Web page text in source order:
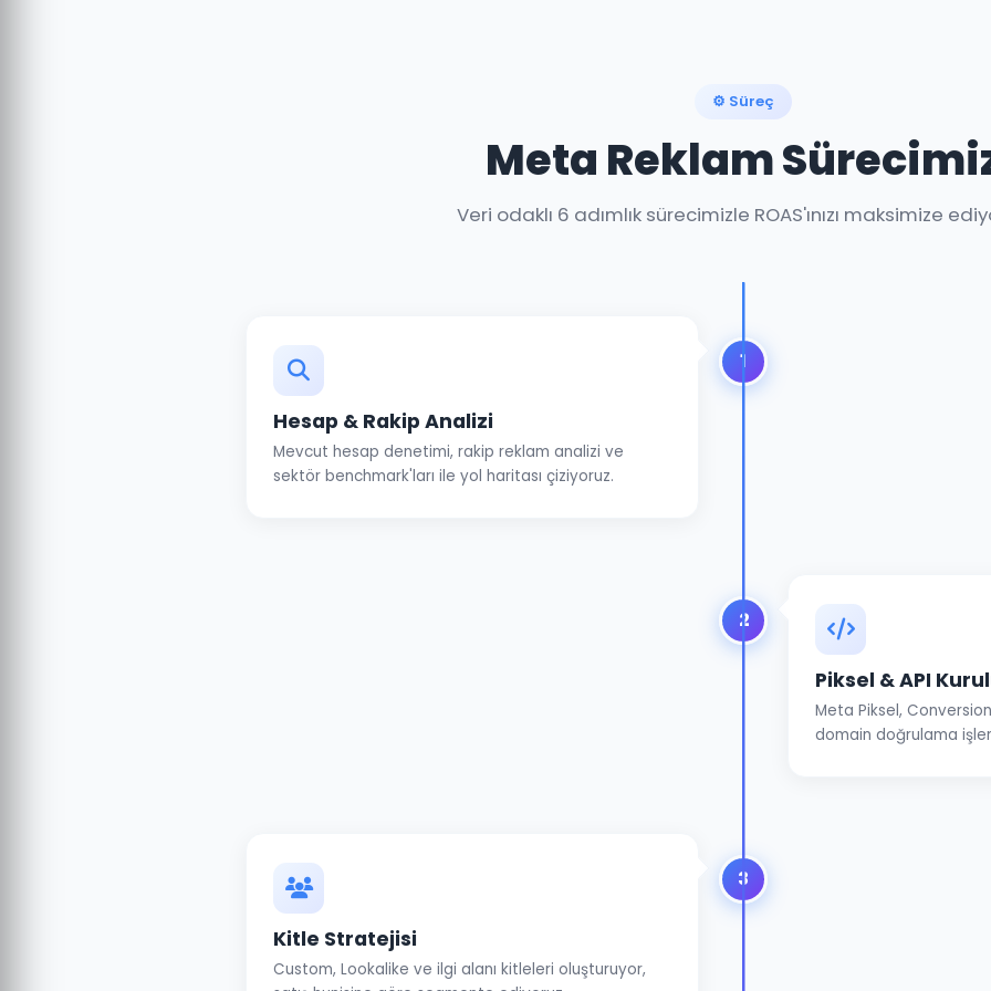
⚙️ Süreç
Meta Reklam
Veri odaklı 6 adımlık sürecimizle ROAS'ınızı maksimize
1
Hesap & Rakip Analizi
Mevcut hesap denetimi, rakip reklam analizi ve
sektör benchmark'ları ile yol haritası çiziyoruz.
2
Piksel & API
Meta Piksel,
domain doğrulama
3
Kitle Stratejisi
Custom, Lookalike ve ilgi alanı kitleleri oluşturuyor,